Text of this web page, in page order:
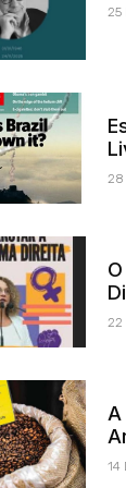
25
28
22
14